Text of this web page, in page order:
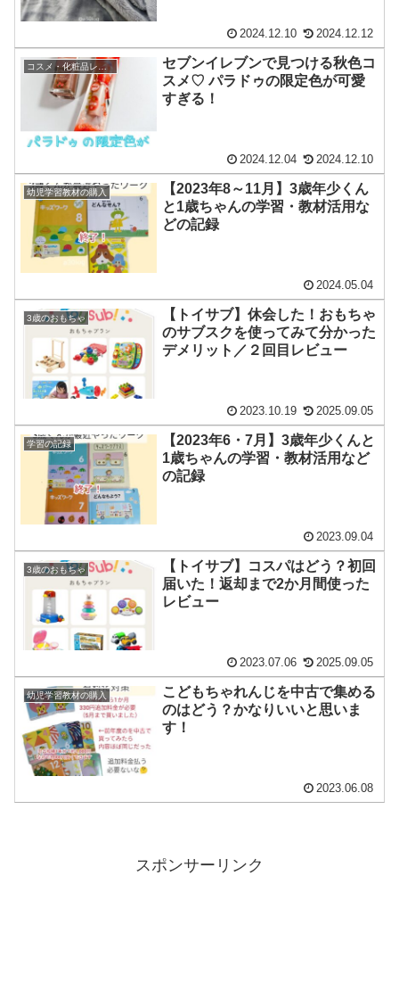
2024.12.10 2024.12.12
コスメ・化粧品レビュー
セブンイレブンで見つける秋色コ
スメ♡ パラドゥの限定色が可愛
すぎる！
2024.12.04 2024.12.10
幼児学習教材の購入
【2023年8～11月】3歳年少くん
と1歳ちゃんの学習・教材活用な
どの記録
2024.05.04
3歳のおもちゃ
【トイサブ】休会した！おもちゃ
のサブスクを使ってみて分かった
デメリット／２回目レビュー
2023.10.19 2025.09.05
学習の記録
【2023年6・7月】3歳年少くんと
1歳ちゃんの学習・教材活用など
の記録
2023.09.04
3歳のおもちゃ
【トイサブ】コスパはどう？初回
届いた！返却まで2か月間使った
レビュー
2023.07.06 2025.09.05
幼児学習教材の購入
こどもちゃれんじを中古で集める
のはどう？かなりいいと思いま
す！
2023.06.08
スポンサーリンク